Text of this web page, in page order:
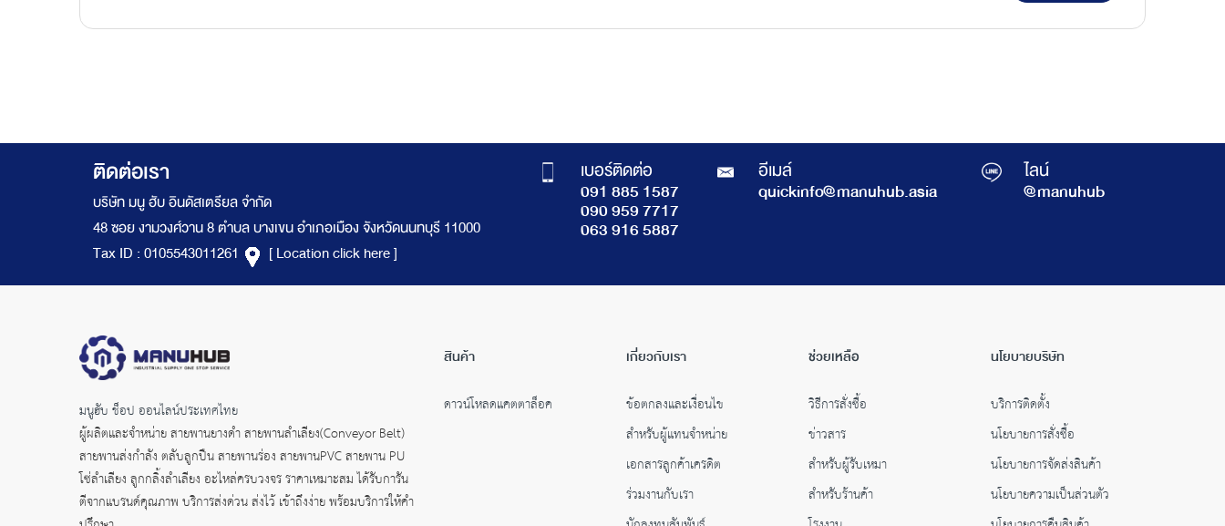
ติดต่อเรา
บริษัท มนู ฮับ อินดัสเตรียล จำกัด
48 ซอย งามวงศ์วาน 8 ตำบล บางเขน อำเภอเมือง จังหวัดนนทบุรี 11000
Tax ID : 0105543011261
[ Location click here ]
เบอร์ติดต่อ
091 885 1587
090 959 7717
063 916 5887
อีเมล์
quickinfo@manuhub.asia
ไลน์
@manuhub
มนูฮับ ช็อป ออนไลน์ประเทศไทย
ผู้ผลิตและจำหน่ายสายพานยางดำสายพานลำเลียง(Conveyor Belt)
สายพานส่งกำลังตลับลูกปืน สายพานร่อง สายพานPVC สายพาน PU
โซ่ลำเลียง ลูกกลิ้งลำเลียง อะไหล่ครบวงจร ราคาเหมาะสม ได้รับการัน
ตีจากแบรนด์คุณภาพ บริการส่งด่วน ส่งไว้ เข้าถึงง่าย พร้อมบริการให้คำ
สินค้า
ดาวน์โหลดแคตตาล็อค
เกี่ยวกับเรา
ข้อตกลงและเงื่อนไข
สำหรับผู้แทนจำหน่าย
เอกสารลูกค้าเครดิต
ร่วมงานกับเรา
ช่วยเหลือ
วิธีการสั่งซื้อ
ข่าวสาร
สำหรับผู้รับเหมา
สำหรับร้านค้า
นโยบายบริษัท
บริการติดตั้ง
นโยบายการสั่งซื้อ
นโยบายการจัดส่งสินค้า
นโยบายความเป็นส่วนตัว